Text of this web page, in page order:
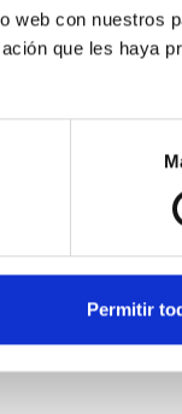
web con nuestros
que les haya
Permitir
el IAC y la
en el telescopio